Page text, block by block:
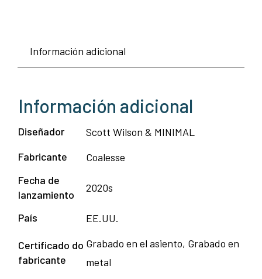
Información adicional
Información adicional
Diseñador
Scott Wilson & MINIMAL
Fabricante
Coalesse
Fecha de
lanzamiento
2020s
País EE.UU.
Certificado do
fabricante
Grabado en el asiento, Grabado en
metal